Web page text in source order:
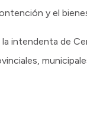
y el
intendenta de